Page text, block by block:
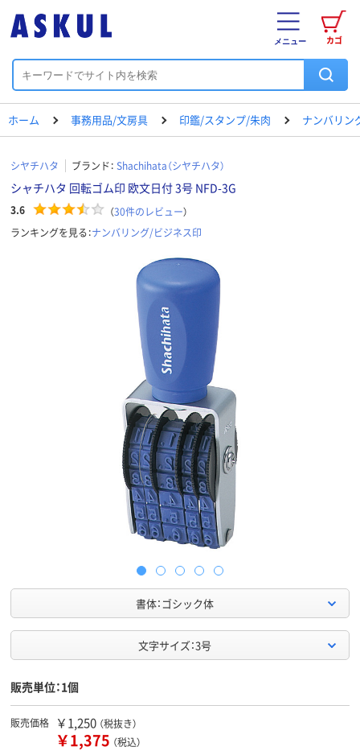
カゴ
メニュー
ホーム 事務用品/文房具 印鑑/スタンプ/朱肉 ナンバリン
シヤチハタ ブランド： Shachihata（シヤチハタ）
シャチハタ 回転ゴム印 欧文日付 3号 NFD-3G
3.6 （30件のレビュー）
ランキングを見る：ナンバリング/ビジネス印
書体：ゴシック体
文字サイズ：3号
販売単位：1個
販売価格 ￥1,250 （税抜き）
￥1,375 （税込）